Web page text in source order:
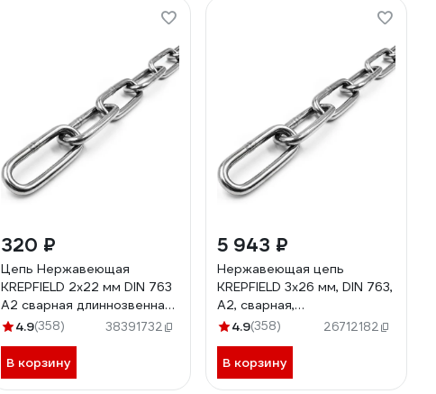
320 ₽
Цепь Нержавеющая
KREPFIELD 2x22 мм DIN 763
А2 сварная длиннозвенная
1 метр 763А2ЦЕПЬ2ММ-1
4.9(358) 38391732
В корзину
5 943 ₽
Нержавеющая цепь
KREPFIELD 3x26 мм, DIN 763,
А2, сварная,
длиннозвенная, 14 м
4.9(358) 26712182
В корзину